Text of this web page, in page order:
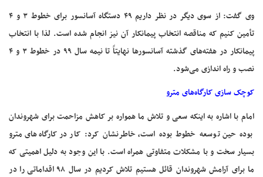
وی گفت: از سوی دیگر در نظر داریم ۴۹ دستگاه آسانسور برای خطوط ۳ و ۴
تأمین کنیم که مناقصه انتخاب پیمانکار آن نیز انجام شده است. لذا با انتخاب
پیمانکار در هفته‌های گذشته آسانسورها نهایتاً تا نیمه سال ۹۹ در خطوط ۳ و ۴
نصب و راه اندازی می‌شود.
کوچک سازی کارگاه‌های مترو
امام با اشاره به اینکه سعی و تلاش ما همواره بر کاهش مزاحمت برای شهروندان
بوده حین توسعه خطوط بوده است، خاطرنشان کرد: کار در کارگاه‌های مترو
بسیار سخت و با مشکلات متفاوتی همراه است. با این وجود به دلیل اهمیتی که
ما برای آرامش شهروندان قائل هستیم تلاش کردیم در سال ۹۸ اقداماتی را در